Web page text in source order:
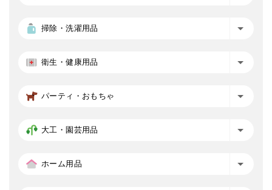
掃除・洗濯用品
衛生・健康用品
パーティ・おもちゃ
大工・園芸用品
ホーム用品